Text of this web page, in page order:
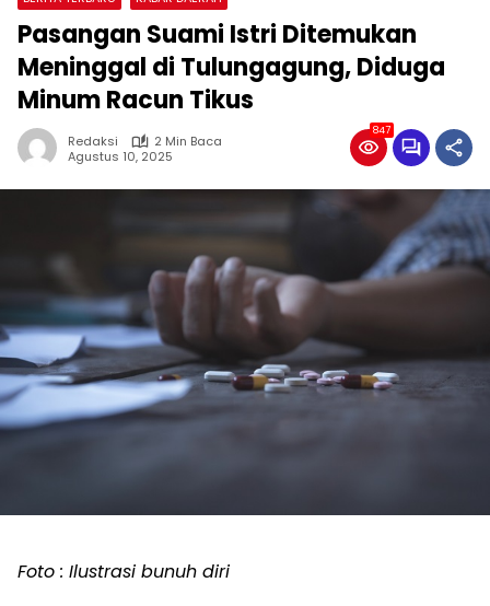
Pasangan Suami Istri Ditemukan
Meninggal di Tulungagung, Diduga
Minum Racun Tikus
Redaksi
2 Min Baca
Agustus 10, 2025
847
Foto : Ilustrasi bunuh diri